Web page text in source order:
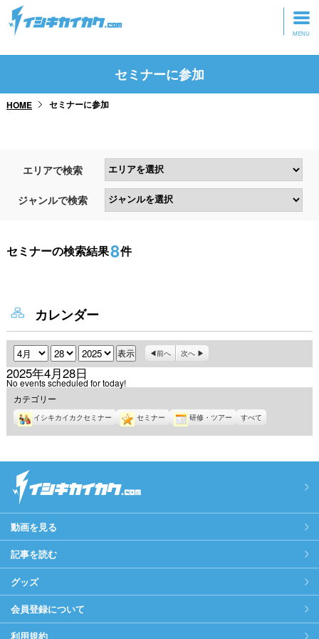
トップページ
研修・ツアーに参加
セミナーに参加
HOME セミナーに参加
エリアで検索
ジャンルで検索
セミナーの検索結果8件
カレンダー
月 日 年 前へ 次へ
2025年4月28日
No events scheduled for today!
カテゴリー
イシキカイカクセミナー セミナー 研修・ツアー すべて
動画を見る
記事を読む
グッズ
会員登録について